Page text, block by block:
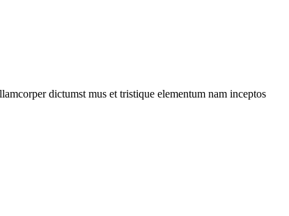
dictumst mus et tristique elementum nam inceptos